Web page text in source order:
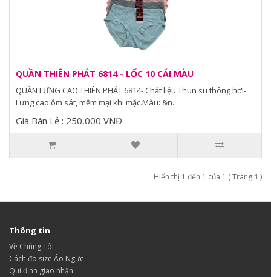
QUẦN THIÊN PHÁT 6814 - LỐC 10 CÁI MÀU
QUẦN LƯNG CAO THIÊN PHÁT 6814- Chất liệu Thun su thông hơi-
Lưng cao ôm sát, mềm mại khi mặc.Màu: &n..
Giá Bán Lẻ : 250,000 VNĐ
Hiển thị 1 đến 1 của 1 ( Trang1 )
Thông tin
Về Chúng Tôi
Cách đo size Áo Ngực
Qui định giao nhận